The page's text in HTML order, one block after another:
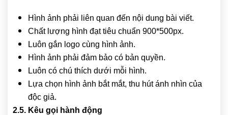
Hình ảnh phải liên quan đến nội dung bài viết.
Chất lượng hình đạt tiêu chuẩn 900*500px.
Luôn gắn logo cùng hình ảnh.
Hình ảnh phải đảm bảo có bản quyền.
Luôn có chú thích dưới mỗi hình.
Lựa chọn hình ảnh bắt mắt, thu hút ánh nhìn của
độc giả.
2.5. Kêu gọi hành động